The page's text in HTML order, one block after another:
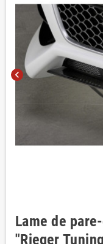
chevron_left
Lame de
"Rieger